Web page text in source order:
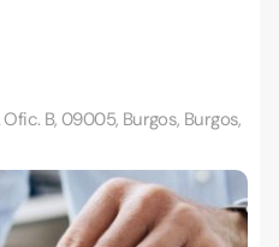
B, 09005, Burgos, Burgos,